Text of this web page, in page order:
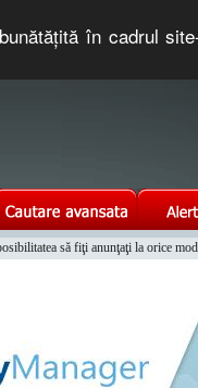
în cadrul
să fiţi anunţaţi la orice